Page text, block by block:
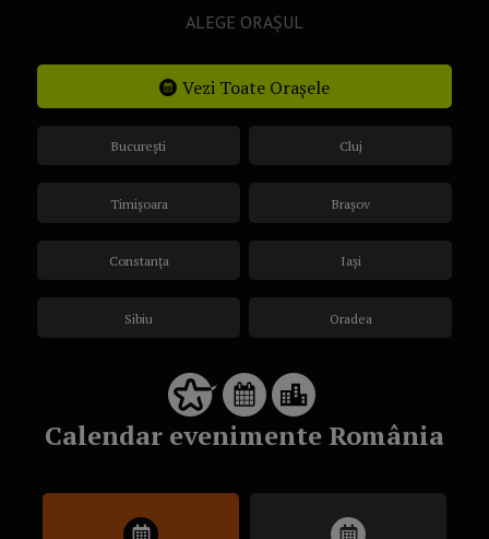
ALEGE ORAȘUL
Vezi Toate Orașele
București
Timișoara
Constanța
Sibiu
Cluj
Brașov
Iași
Oradea
Calendar evenimente România